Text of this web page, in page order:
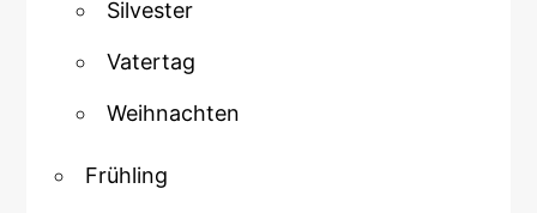
Silvester
Vatertag
Weihnachten
Frühling